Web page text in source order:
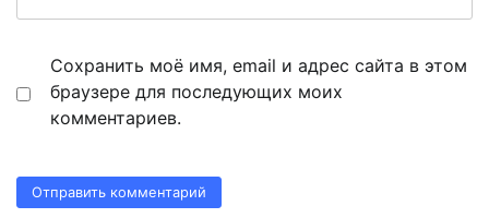
Сохранить моё имя, email и адрес сайта в этом
браузере для последующих моих
комментариев.